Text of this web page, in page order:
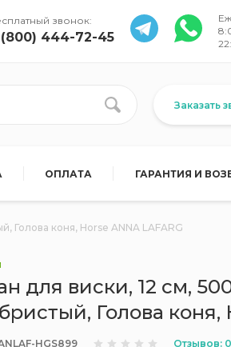
звонок:
444-72-45
Заказать
ОПЛАТА ГАРАНТИЯ И
Голова коня, Horse ANNA LAFARG
для виски, 12 см,
Голова коня,
HGS899 Отзывов: 0